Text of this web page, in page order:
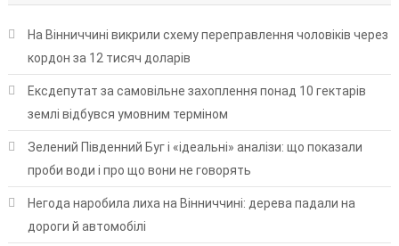
На Вінниччині викрили схему переправлення чоловіків через
кордон за 12 тисяч доларів
Ексдепутат за самовільне захоплення понад 10 гектарів
землі відбувся умовним терміном
Зелений Південний Буг і «ідеальні» аналізи: що показали
проби води і про що вони не говорять
Негода наробила лиха на Вінниччині: дерева падали на
дороги й автомобілі